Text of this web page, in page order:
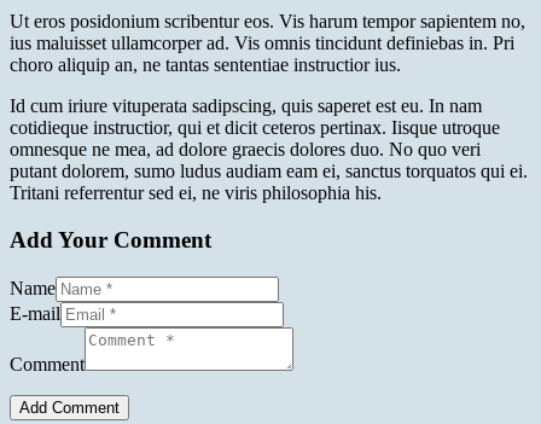
Ut eros posidonium scribentur eos. Vis harum tempor sapientem no,
ius maluisset ullamcorper ad. Vis omnis tincidunt definiebas in. Pri
choro aliquip an, ne tantas sententiae instructior ius.
Id cum iriure vituperata sadipscing, quis saperet est eu. In nam
cotidieque instructior, qui et dicit ceteros pertinax. Iisque utroque
omnesque ne mea, ad dolore graecis dolores duo. No quo veri
putant dolorem, sumo ludus audiam eam ei, sanctus torquatos qui ei.
Tritani referrentur sed ei, ne viris philosophia his.
Add Your Comment
Name
E-mail
Comment